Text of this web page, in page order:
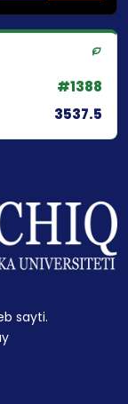
#1388
3537.5
sayti.